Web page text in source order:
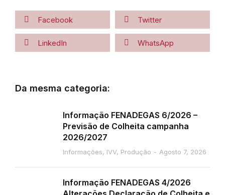
Facebook Twitter
LinkedIn WhatsApp
Da mesma categoria:
Informação FENADEGAS 6/2026 –
Previsão de Colheita campanha
2026/2027
Informações, IVV, Produção Agosto 7, 2026
Informação FENADEGAS 4/2026